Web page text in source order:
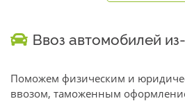
Ввоз автомобилей
Поможем физическим и
ввозом, таможенным